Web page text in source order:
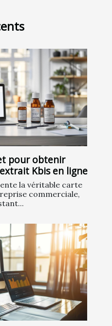
pour obtenir
Kbis en ligne
la véritable carte
commerciale,